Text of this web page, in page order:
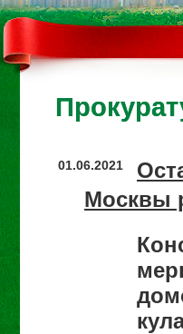
01.06.2021
Москвы